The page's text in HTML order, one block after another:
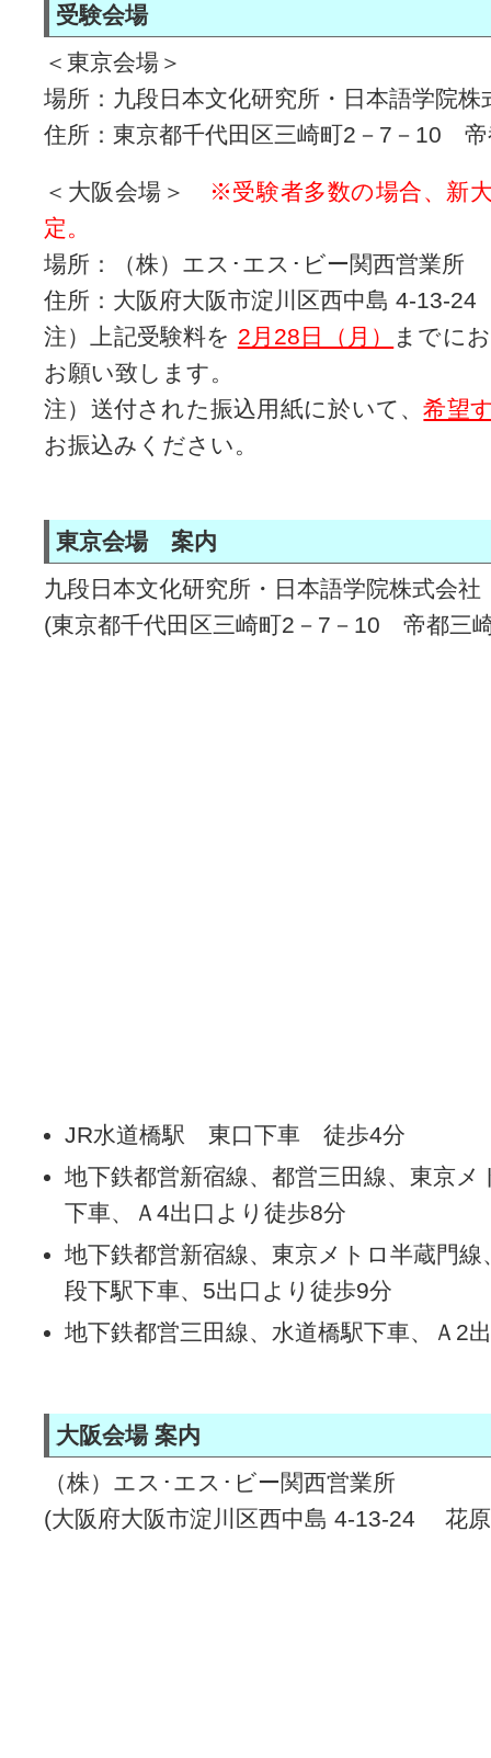
受験会場
＜東京会場＞
場所：九段日本文化研究所・日本語学院株
住所：東京都千代田区三崎町2－7－10
＜大阪会場＞
※受験者多数の場合、新
定。
場所：（株）エス･エス･ビー関西営業所
住所：大阪府大阪市淀川区西中島 4-13-
注）上記受験料を 2月28日（月）
までに
お願い致します。
注）送付された振込用紙に於いて、希望
お振込みください。
東京会場 案内
九段日本文化研究所・日本語学院株式会社
(東京都千代田区三崎町2－7－10 帝都三
JR水道橋駅 東口下車 徒歩4分
地下鉄都営新宿線、都営三田線、東京
下車、Ａ4出口より徒歩8分
地下鉄都営新宿線、東京メトロ半蔵門
段下駅下車、5出口より徒歩9分
地下鉄都営三田線、水道橋駅下車、Ａ2
大阪会場 案内
（株）エス･エス･ビー関西営業所
(大阪府大阪市淀川区西中島 4-13-24 花